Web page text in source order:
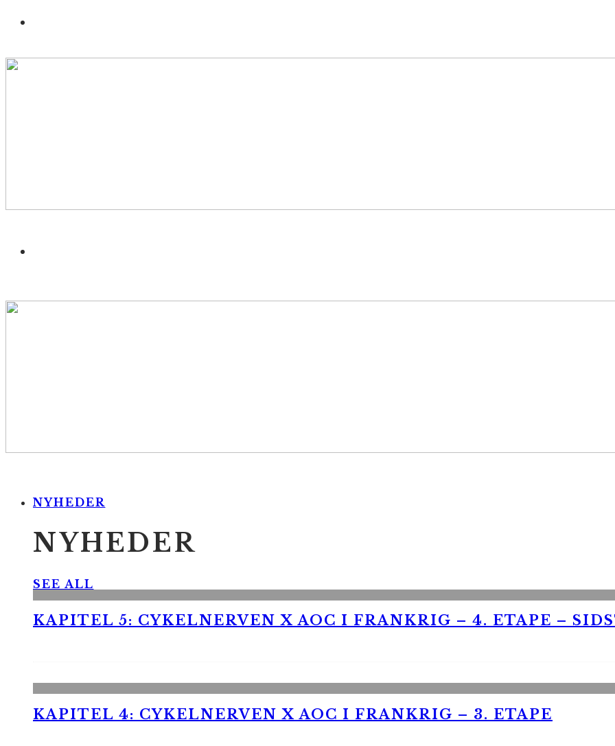
NYHEDER
NYHEDER
SEE ALL
KAPITEL 5: CYKELNERVEN X AOC I FRANKRIG – 4. ETAPE –
KAPITEL 4: CYKELNERVEN X AOC I FRANKRIG – 3. ETAPE